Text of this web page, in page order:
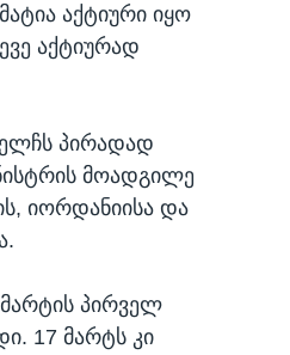
აქტიური იყო
აქტიურად
პირადად
მოადგილე
იორდანიისა და
პირველ
17 მარტს კი